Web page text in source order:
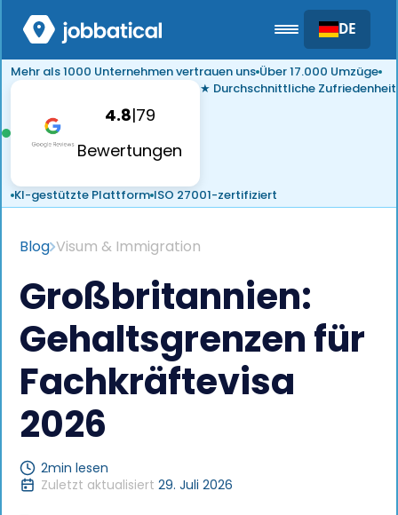
DE
Mehr als 1000 Unternehmen vertrauen uns Über 17.000 Umzüge
4.8|79
Bewertungen
★ Durchschnittliche Zufriedenheit
KI-gestützte Plattform ISO 27001-zertifiziert
Blog Visum & Immigration
Großbritannien:
Gehaltsgrenzen für
Fachkräftevisa
2026
2min lesen
Zuletzt aktualisiert 29. Juli 2026